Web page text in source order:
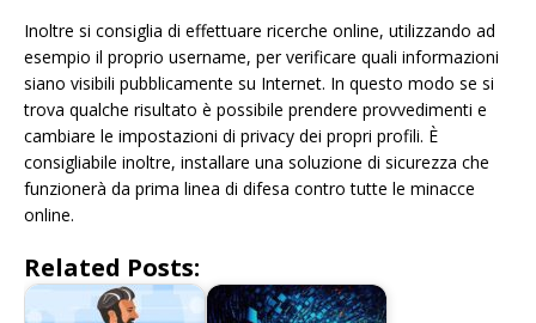
Inoltre si consiglia di effettuare ricerche online, utilizzando ad
esempio il proprio username, per verificare quali informazioni
siano visibili pubblicamente su Internet. In questo modo se si
trova qualche risultato è possibile prendere provvedimenti e
cambiare le impostazioni di privacy dei propri profili. È
consigliabile inoltre, installare una soluzione di sicurezza che
funzionerà da prima linea di difesa contro tutte le minacce
online.
Related Posts: